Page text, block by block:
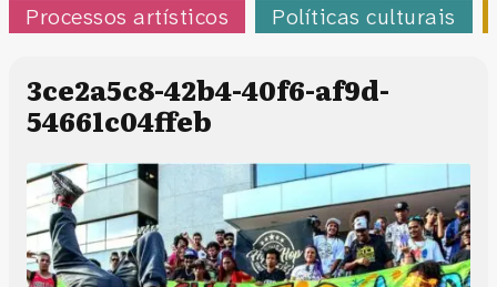
Processos artísticos Políticas culturais
3ce2a5c8-42b4-40f6-af9d-
54661c04ffeb